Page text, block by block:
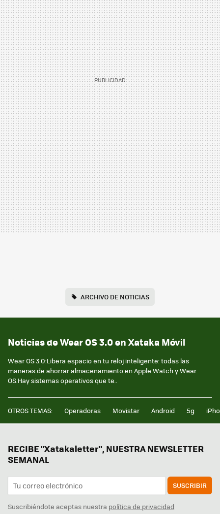
ARCHIVO DE NOTICIAS
Noticias de Wear OS 3.0 en Xataka Móvil
Wear OS 3.0:Libera espacio en tu reloj inteligente: todas las
maneras de ahorrar almacenamiento en Apple Watch y Wear
OS.Hay sistemas operativos que te..
OTROS TEMAS: Operadoras Movistar Android 5g
RECIBE "Xatakaletter", NUESTRA NEWSLETTER
SEMANAL
SUSCRIBIR
Suscribiéndote aceptas nuestra política de privacidad